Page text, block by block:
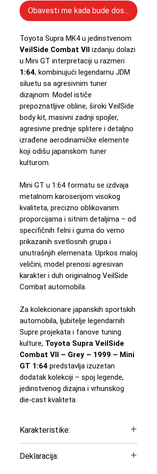
Obavesti me kada bude dostupno
Toyota Supra MK4 u jedinstvenom
VeilSide Combat VII izdanju dolazi
u Mini GT interpretaciji u razmeri
1:64, kombinujući legendarnu JDM
siluetu sa agresivnim tuner
dizajnom. Model ističe
prepoznatljive obline, široki VeilSide
body kit, masivni zadnji spojler,
agresivne prednje splitere i detaljno
izrađene aerodinamičke elemente
koji odišu japanskom tuner
kulturom.
Mini GT u 1:64 formatu se izdvaja
metalnom karoserijom visokog
kvaliteta, precizno oblikovanim
proporcijama i sitnim detaljima – od
specifičnih felni i guma do verno
prikazanih svetlosnih grupa i
unutrašnjih elemenata. Uprkos maloj
veličini, model prenosi agresivan
karakter i duh originalnog VeilSide
Combat automobila.
Za kolekcionare japanskih sportskih
automobila, ljubitelje legendarnih
Supre projekata i fanove tuning
kulture, Toyota Supra VeilSide
Combat VII – Grey – 1999 – Mini
GT 1:64 predstavlja izuzetan
dodatak kolekciji – spoj legende,
jedinstvenog dizajna i vrhunskog
die‑cast kvaliteta.
Karakteristike:
Godina: 1999
Deklaracija: